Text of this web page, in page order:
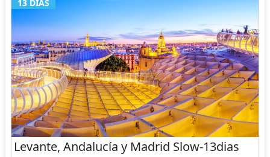
13 DIAS
Levante, Andalucía y Madrid Slow-13dias